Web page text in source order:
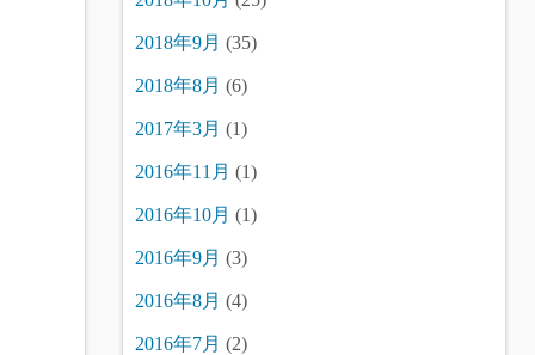
2018年9月 (35)
2018年8月 (6)
2017年3月 (1)
2016年11月 (1)
2016年10月 (1)
2016年9月 (3)
2016年8月 (4)
2016年7月 (2)